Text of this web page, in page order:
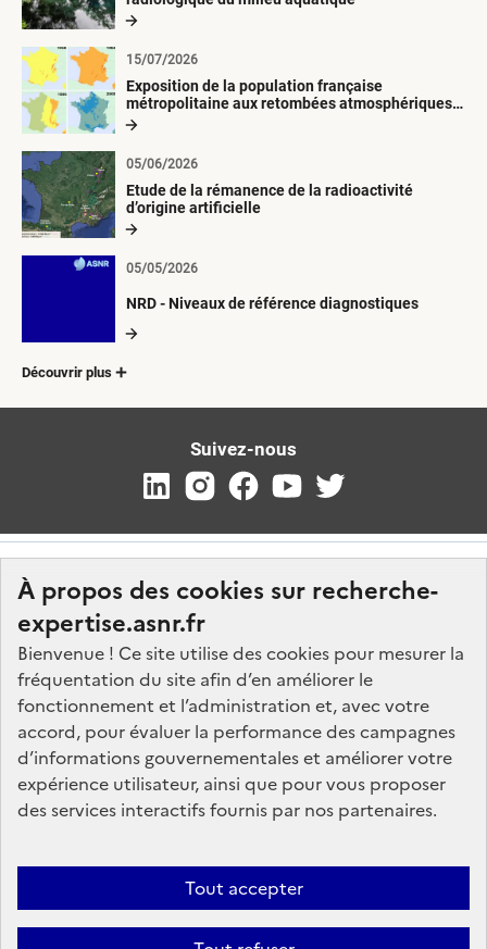
À propos des cookies sur recherche-
expertise.asnr.fr
Bienvenue ! Ce site utilise des cookies pour mesurer la
fréquentation du site afin d’en améliorer le
fonctionnement et l’administration et, avec votre
accord, pour évaluer la performance des campagnes
d’informations gouvernementales et améliorer votre
expérience utilisateur, ainsi que pour vous proposer
des services interactifs fournis par nos partenaires.
Tout accepter
Exposition de la population française
métropolitaine aux retombées atmosphériques
radioactives depuis 1945
15/07/2026
Etude de la rémanence de la radioactivité
d’origine artificielle
05/06/2026
NRD - Niveaux de référence diagnostiques
05/05/2026
Découvrir plus
Suivez-nous
Nos marchés
Nos offres d'emploi
FAQ
Glossaire
Plan du site